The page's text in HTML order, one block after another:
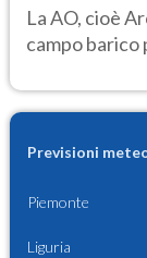
La AO, cioè
campo barico
Previsioni
Piemonte
Liguria